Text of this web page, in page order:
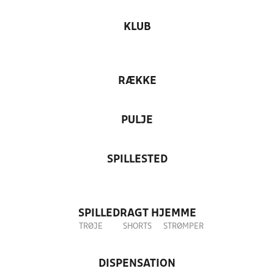
KLUB
RÆKKE
PULJE
SPILLESTED
SPILLEDRAGT HJEMME
TRØJE SHORTS STRØMPER
DISPENSATION